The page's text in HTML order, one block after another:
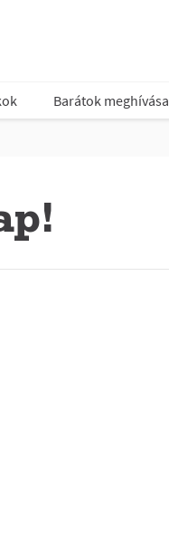
Barátok meghívása